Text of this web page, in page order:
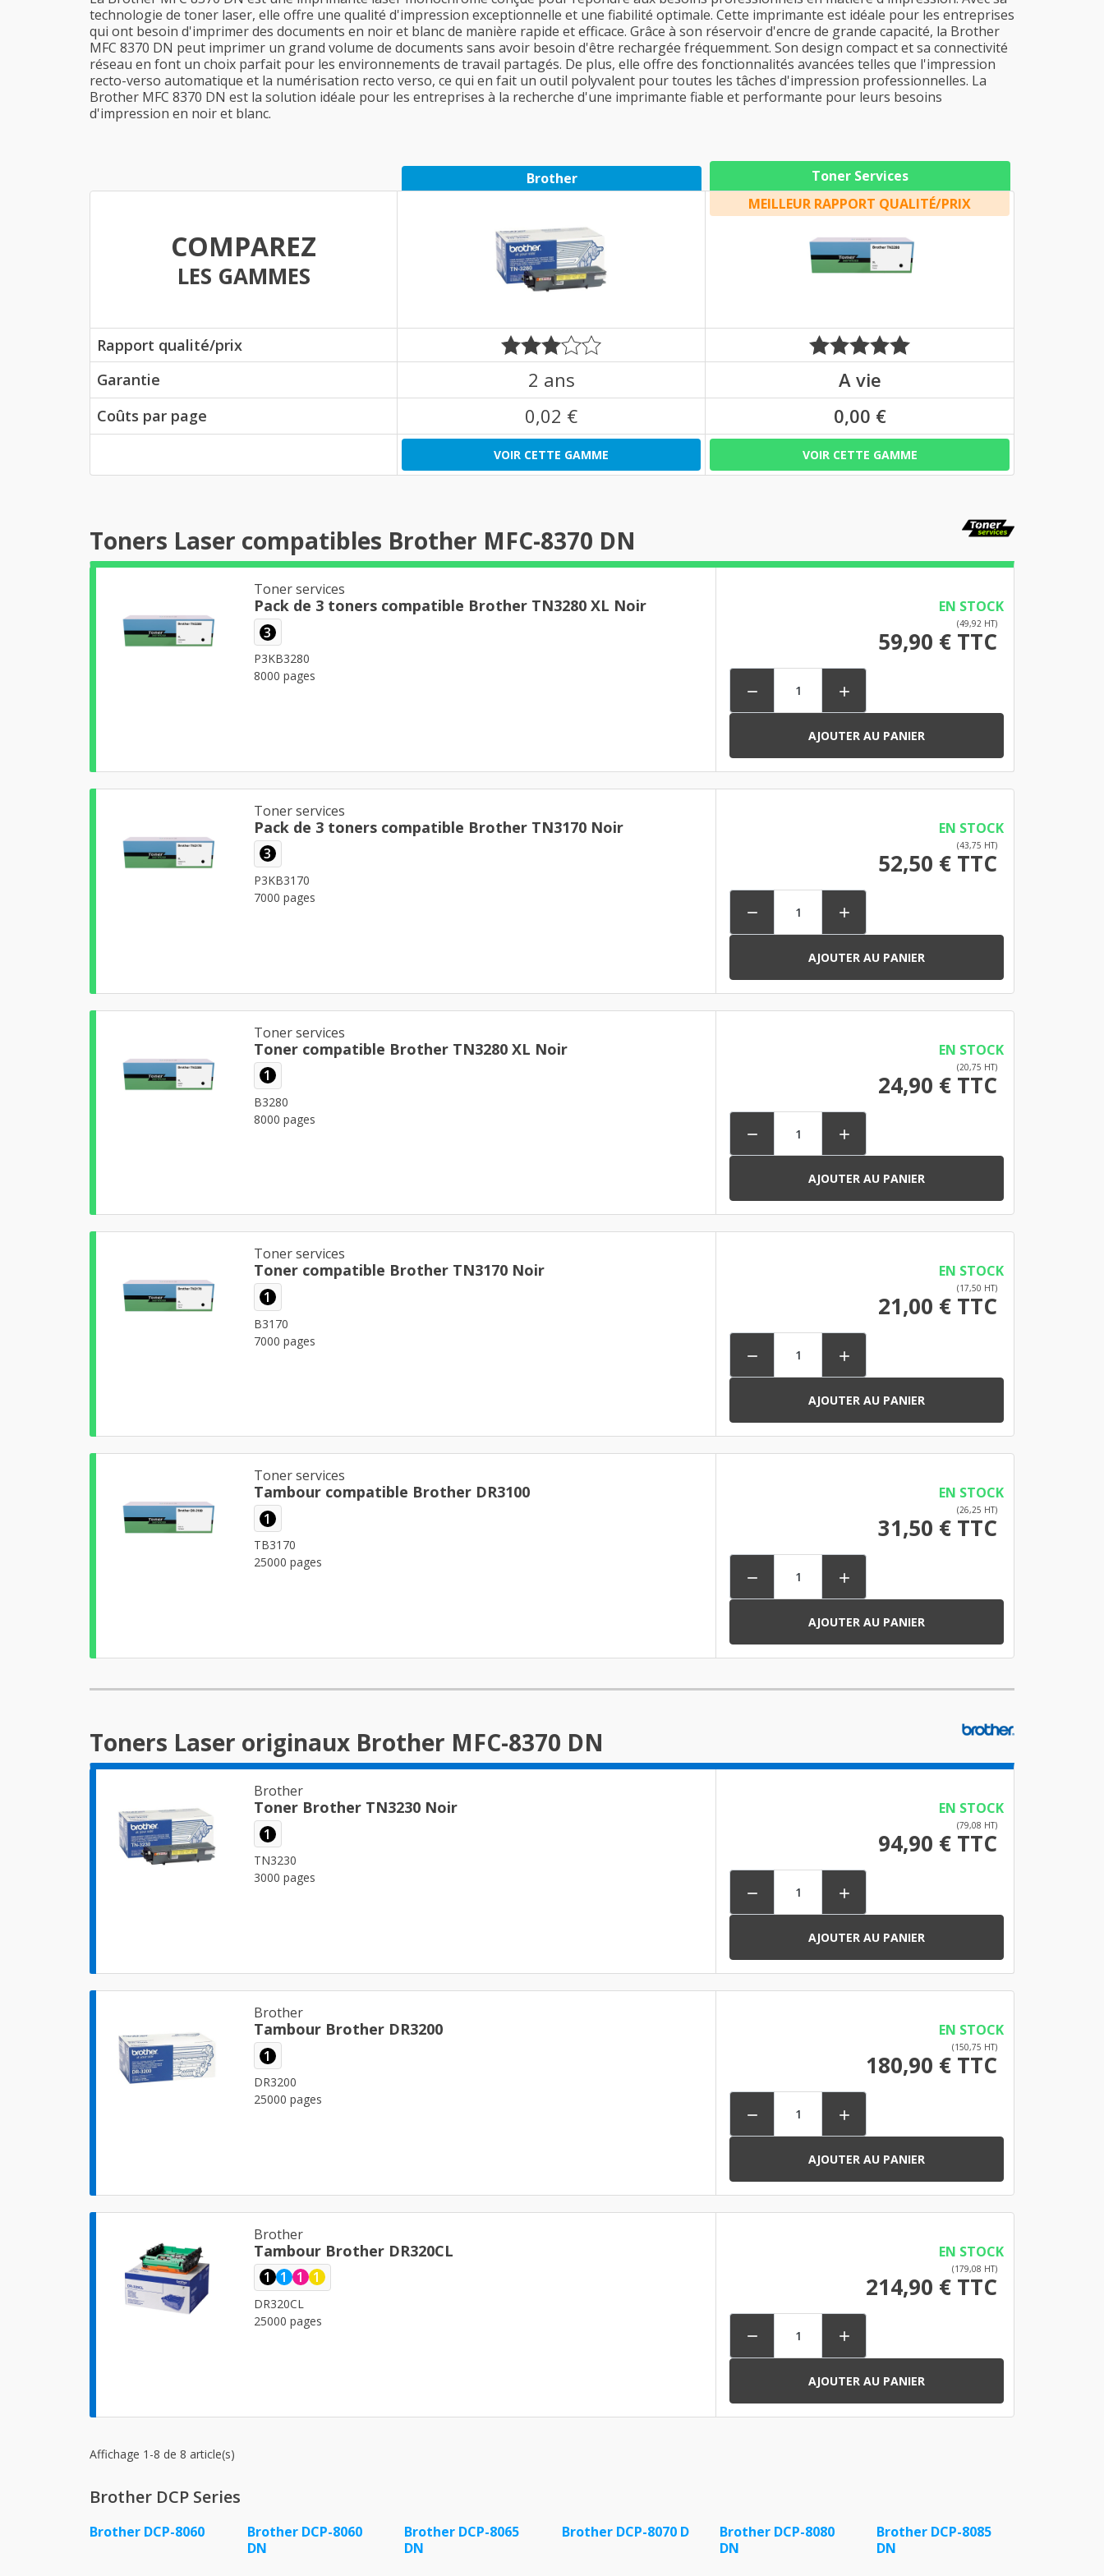
technologie de toner laser, elle offre une qualité d'impression exceptionnelle et une fiabilité optimale. Cette imprimante est idéale pour les entreprises
qui ont besoin d'imprimer des documents en noir et blanc de manière rapide et efficace. Grâce à son réservoir d'encre de grande capacité, la Brother
MFC 8370 DN peut imprimer un grand volume de documents sans avoir besoin d'être rechargée fréquemment. Son design compact et sa connectivité
réseau en font un choix parfait pour les environnements de travail partagés. De plus, elle offre des fonctionnalités avancées telles que l'impression
recto-verso automatique et la numérisation recto verso, ce qui en fait un outil polyvalent pour toutes les tâches d'impression professionnelles. La
Brother MFC 8370 DN est la solution idéale pour les entreprises à la recherche d'une imprimante fiable et performante pour leurs besoins
d'impression en noir et blanc.
Brother Toner Services
COMPAREZ
LES GAMMES
MEILLEUR RAPPORT QUALITÉ/PRIX
Rapport qualité/prix
Garantie
2 ans A vie
Coûts par page 0,02 € 0,00 €
VOIR CETTE GAMME VOIR CETTE GAMME
Toners Laser compatibles Brother MFC-8370 DN
Toner services
Pack de 3 toners compatible Brother TN3280 XL Noir
3
P3KB3280
8000 pages
EN STOCK
(49,92 HT)
59,90 € TTC
 
AJOUTER AU PANIER
Toner services
Pack de 3 toners compatible Brother TN3170 Noir
3
P3KB3170
7000 pages
EN STOCK
(43,75 HT)
52,50 € TTC
 
AJOUTER AU PANIER
Toner services
Toner compatible Brother TN3280 XL Noir
1
B3280
8000 pages
EN STOCK
(20,75 HT)
24,90 € TTC
 
AJOUTER AU PANIER
Toner services
Toner compatible Brother TN3170 Noir
1
B3170
7000 pages
EN STOCK
(17,50 HT)
21,00 € TTC
 
AJOUTER AU PANIER
Toner services
Tambour compatible Brother DR3100
1
TB3170
25000 pages
EN STOCK
(26,25 HT)
31,50 € TTC
 
AJOUTER AU PANIER
Toners Laser originaux Brother MFC-8370 DN
Brother
Toner Brother TN3230 Noir
1
TN3230
3000 pages
EN STOCK
(79,08 HT)
94,90 € TTC
 
AJOUTER AU PANIER
Brother
Tambour Brother DR3200
1
DR3200
25000 pages
EN STOCK
(150,75 HT)
180,90 € TTC
 
AJOUTER AU PANIER
Brother
Tambour Brother DR320CL
1 1 1 1
DR320CL
25000 pages
EN STOCK
(179,08 HT)
214,90 € TTC
 
AJOUTER AU PANIER
Affichage 1-8 de 8 article(s)
Brother DCP Series
Brother DCP-8060
Brother DCP-8060
DN
Brother DCP-8065
DN
Brother DCP-8070 D
Brother DCP-8080
DN
Brother DCP-8085
DN